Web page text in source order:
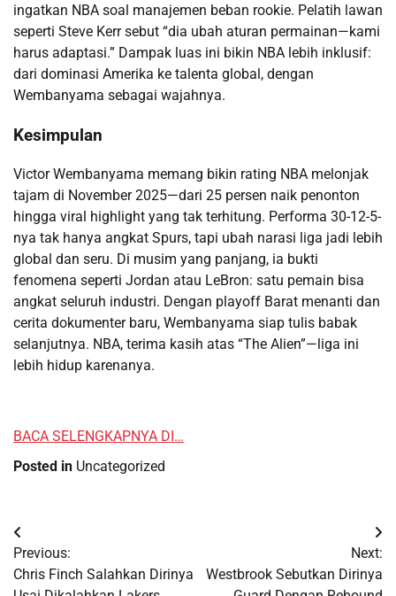
ingatkan NBA soal manajemen beban rookie. Pelatih lawan
seperti Steve Kerr sebut “dia ubah aturan permainan—kami
harus adaptasi.” Dampak luas ini bikin NBA lebih inklusif:
dari dominasi Amerika ke talenta global, dengan
Wembanyama sebagai wajahnya.
Kesimpulan
Victor Wembanyama memang bikin rating NBA melonjak
tajam di November 2025—dari 25 persen naik penonton
hingga viral highlight yang tak terhitung. Performa 30-12-5-
nya tak hanya angkat Spurs, tapi ubah narasi liga jadi lebih
global dan seru. Di musim yang panjang, ia bukti
fenomena seperti Jordan atau LeBron: satu pemain bisa
angkat seluruh industri. Dengan playoff Barat menanti dan
cerita dokumenter baru, Wembanyama siap tulis babak
selanjutnya. NBA, terima kasih atas “The Alien”—liga ini
lebih hidup karenanya.
BACA SELENGKAPNYA DI…
Posted in Uncategorized
Post
navigation
Previous:
Chris Finch Salahkan Dirinya
Next:
Westbrook Sebutkan Dirinya